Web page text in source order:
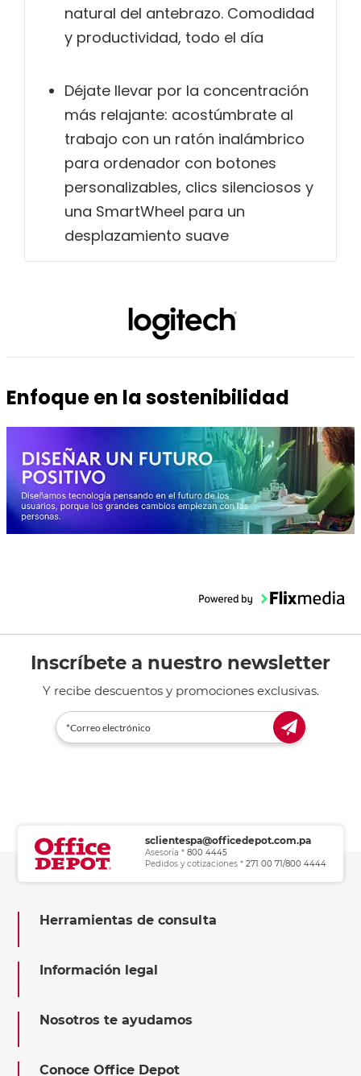
natural del antebrazo. Comodidad
y productividad, todo el día
Déjate llevar por la concentración
más relajante: acostúmbrate al
trabajo con un ratón inalámbrico
para ordenador con botones
personalizables, clics silenciosos y
una SmartWheel para un
desplazamiento suave
Enfoque en la sostenibilidad
Inscríbete a nuestro newsletter
Y recibe descuentos y promociones exclusivas.
sclientespa@officedepot.com.pa
Asesoría * 800 4445
Pedidos y cotizaciones * 271 00 71/800 4444
Herramientas de consulta
Información legal
Nosotros te ayudamos
Conoce Office Depot